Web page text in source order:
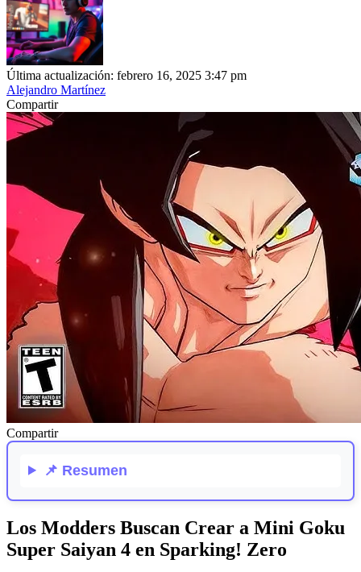
Última actualización: febrero 16, 2025 3:47 pm
Alejandro Martínez
Compartir
Compartir
📌 Resumen
Los Modders Buscan Crear a Mini Goku
Super Saiyan 4 en Sparking! Zero